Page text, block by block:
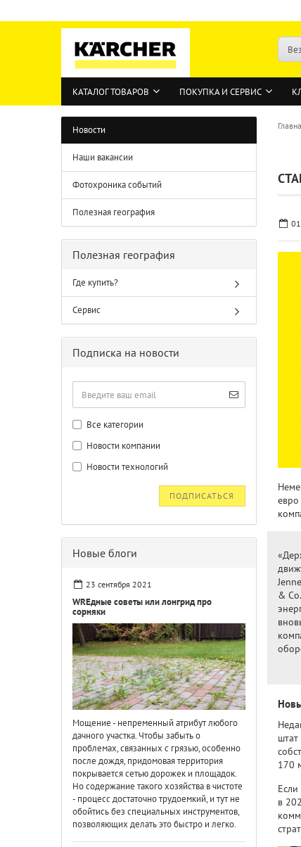
КАТАЛОГ ТОВАРОВ ПОКУПКА И СЕРВИС
&
170
в
Новости
Наши вакансии
Фотохроника событий
Полезная география
Полезная география
Где купить?
Сервис
Подписка на новости
Все категории
Новости компании
Новости технологий
ПОДПИСАТЬСЯ
Новые блоги
23 сентября 2021
WREдные советы или лонгрид про
сорняки
Мощение - непременный атрибут любого
дачного участка. Чтобы забыть о
проблемах, связанных с грязью, особенно
после дождя, придомовая территория
покрывается сетью дорожек и площадок.
Но содержание такого хозяйства в чистоте
- процесс достаточно трудоемкий, и тут не
обойтись без специальных инструментов,
позволяющих делать это быстро и легко.